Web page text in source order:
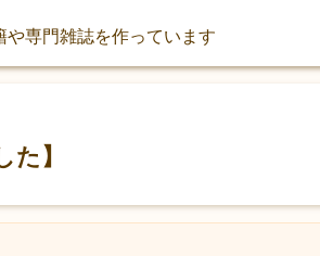
専門雑誌を作っています
】